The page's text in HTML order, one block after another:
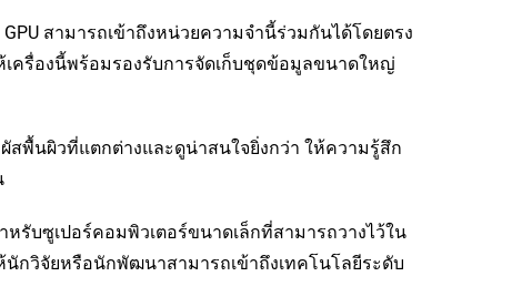
สามารถเข้าถึงหน่วยความจำนี้ร่วมกันได้โดยตรง
เครื่องนี้พร้อมรองรับการจัดเก็บชุดข้อมูลขนาดใหญ่
สพื้นผิวที่แตกต่างและดูน่าสนใจยิ่งกว่า ให้ความรู้สึก
รับซูเปอร์คอมพิวเตอร์ขนาดเล็กที่สามารถวางไว้ใน
นักวิจัยหรือนักพัฒนาสามารถเข้าถึงเทคโนโลยีระดับ